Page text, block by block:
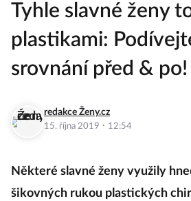
Tyhle slavné ženy
plastikami:
srovnání před & po!
redakce Ženy.cz
15. října 2019 · 12:54
Některé slavné ženy využily
šikovných rukou plastických